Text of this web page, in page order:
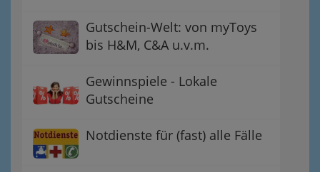
Gutschein-Welt: von myToys
bis H&M, C&A u.v.m.
Gewinnspiele - Lokale
Gutscheine
Notdienste für (fast) alle Fälle